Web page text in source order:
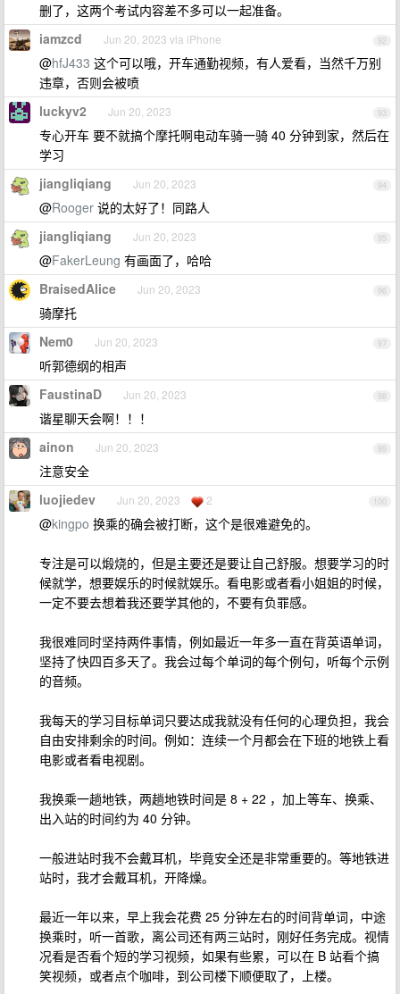
删了，这两个考试内容差不多可以一起准备。
92
iamzcd Jun 20, 2023 via iPhone
@hfJ433 这个可以哦，开车通勤视频，有人爱看，当然千万别
违章，否则会被喷
93
luckyv2 Jun 20, 2023
专心开车 要不就搞个摩托啊电动车骑一骑 40 分钟到家，然后在
学习
94
jiangliqiang Jun 20, 2023
@Rooger 说的太好了！同路人
95
jiangliqiang Jun 20, 2023
@FakerLeung 有画面了，哈哈
96
BraisedAlice Jun 20, 2023
骑摩托
97
Nem0 Jun 20, 2023
听郭德纲的相声
98
FaustinaD Jun 20, 2023
谐星聊天会啊！！！
99
ainon Jun 20, 2023
注意安全
100
luojiedev Jun 20, 2023 2
@kingpo 换乘的确会被打断，这个是很难避免的。
专注是可以煅烧的，但是主要还是要让自己舒服。想要学习的时
候就学，想要娱乐的时候就娱乐。看电影或者看小姐姐的时候，
一定不要去想着我还要学其他的，不要有负罪感。
我很难同时坚持两件事情，例如最近一年多一直在背英语单词，
坚持了快四百多天了。我会过每个单词的每个例句，听每个示例
的音频。
我每天的学习目标单词只要达成我就没有任何的心理负担，我会
自由安排剩余的时间。例如：连续一个月都会在下班的地铁上看
电影或者看电视剧。
我换乘一趟地铁，两趟地铁时间是 8 + 22 ，加上等车、换乘、
出入站的时间约为 40 分钟。
一般进站时我不会戴耳机，毕竟安全还是非常重要的。等地铁进
站时，我才会戴耳机，开降燥。
最近一年以来，早上我会花费 25 分钟左右的时间背单词，中途
换乘时，听一首歌，离公司还有两三站时，刚好任务完成。视情
况看是否看个短的学习视频，如果有些累，可以在 B 站看个搞
笑视频，或者点个咖啡，到公司楼下顺便取了，上楼。